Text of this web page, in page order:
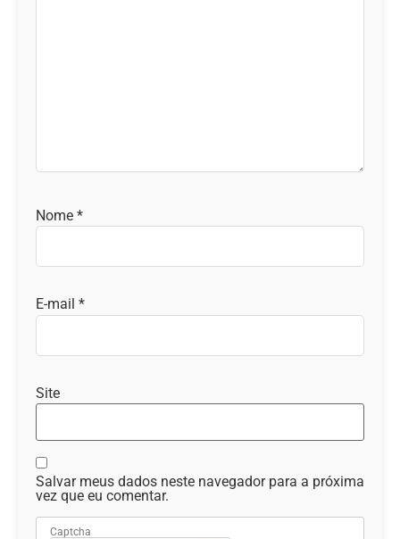
Nome *
E-mail *
Site
Salvar meus dados neste navegador para a próxima
vez que eu comentar.
Captcha